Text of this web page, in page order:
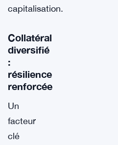
capitalisation.
Collatéral
diversifié
:
résilience
renforcée
Un
facteur
clé